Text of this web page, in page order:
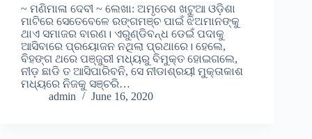
~ ମଣିମାଳା ଦେବୀ ~ ଲେଖା: ଅମୃତେଶ ଖଟୁଆ ଓଡ଼ିଶା
ମାଟିରେ ସେତେବେଳେ ରଙ୍ଗମଞ୍ଚ ପାଇଁ ଝିଅମାନଙ୍କୁ
ଥାଏ ସମାଜର ବାରଣ। ଏରୁଣ୍ଡିବନ୍ଧ ଡେଇଁ ପଦାକୁ
ଆସିବାରେ ପ୍ରୟୋଜନ ନଥିଲା ପ୍ରଥାରେ। ହେଲେ,
ବିହଙ୍ଗ ଥରେ ପଞ୍ଜୁରୀ ମଧ୍ୟରୁ ବିମୁକ୍ତ ହୋଇଗଲେ,
ନୀଡ଼ ଛାଡି ତ ଆସିପାରିବନି, ସେ ନୀଡାଶ୍ରୟୀ ମୁକ୍ତାକାଶ
ମଧ୍ୟରେ ନିଜକୁ ସଞ୍ଚରି…
admin
June 16, 2020